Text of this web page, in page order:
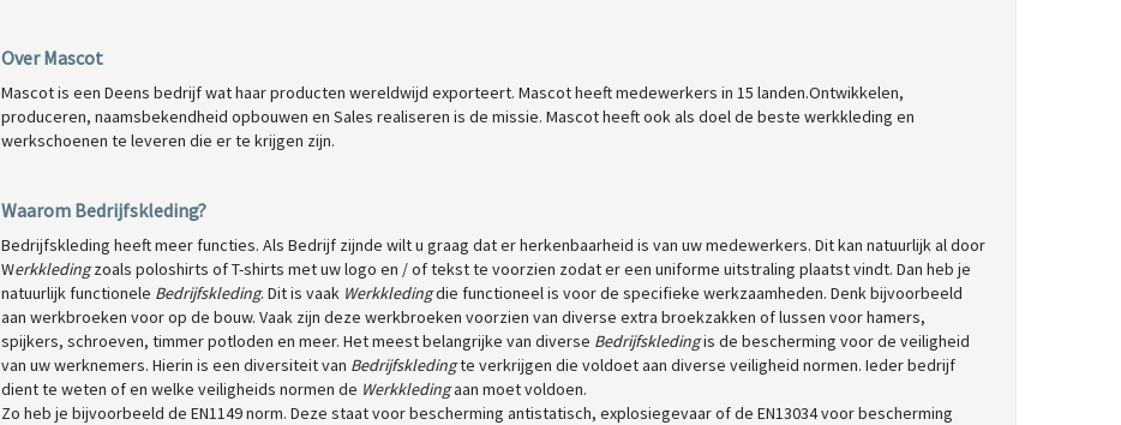
Over Mascot
Mascot is een Deens bedrijf wat haar producten wereldwijd exporteert. Mascot heeft medewerkers in 15 landen.Ontwikkelen,
produceren, naamsbekendheid opbouwen en Sales realiseren is de missie. Mascot heeft ook als doel de beste werkkleding en
werkschoenen te leveren die er te krijgen zijn.
Waarom Bedrijfskleding?
Bedrijfskleding heeft meer functies. Als Bedrijf zijnde wilt u graag dat er herkenbaarheid is van uw medewerkers. Dit kan natuurlijk al door
Werkkledingzoals poloshirts of T-shirts met uw logo en / of tekst te voorzien zodat er een uniforme uitstraling plaatst vindt. Dan heb je
natuurlijk functionele Bedrijfskleding. Dit is vaak Werkkledingdie functioneel is voor de specifieke werkzaamheden. Denk bijvoorbeeld
aan werkbroeken voor op de bouw. Vaak zijn deze werkbroeken voorzien van diverse extra broekzakken of lussen voor hamers,
spijkers, schroeven, timmer potloden en meer. Het meest belangrijke van diverse Bedrijfskledingis de bescherming voor de veiligheid
van uw werknemers. Hierin is een diversiteit van Bedrijfskledingte verkrijgen die voldoet aan diverse veiligheid normen. Ieder bedrijf
dient te weten of en welke veiligheids normen de Werkkledingaan moet voldoen.
Zo heb je bijvoorbeeld de EN1149 norm. Deze staat voor bescherming antistatisch, explosiegevaar of de EN13034 voor bescherming